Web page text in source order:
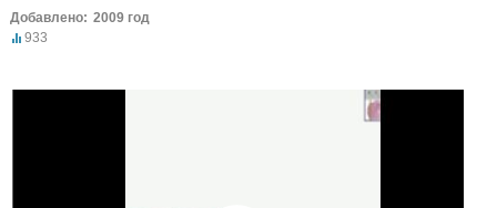
Добавлено: 2009 год
933